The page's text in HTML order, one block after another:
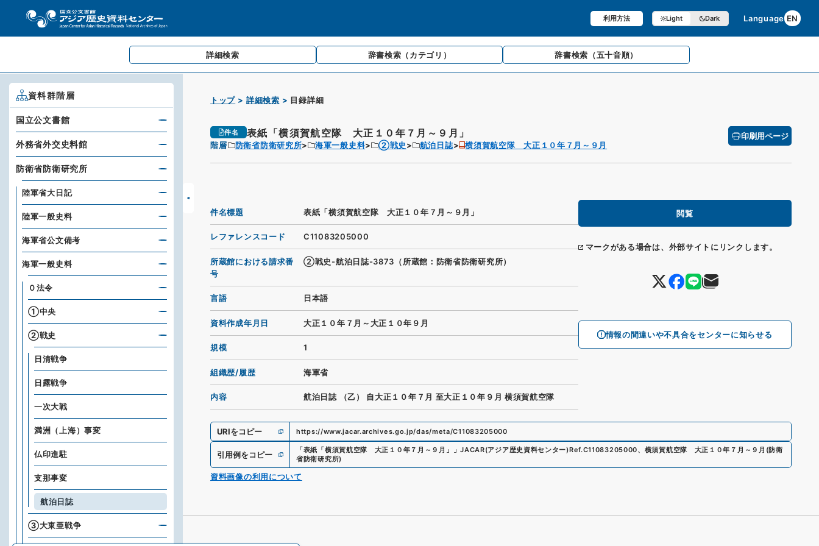
利用方法 Light Dark Language EN
詳細検索 辞書検索 （カテゴリ） 辞書検索 （五十音順）
トップ 詳細検索 目録詳細
件名 表紙「横須賀航空隊 大正１０年７月～９月」
階層 防衛省防衛研究所 海軍一般史料 ②戦史 航泊日誌 横須賀航空隊 大正１０年７月～９月
印刷用ページ
閲覧
マークがある場合は、外部サイトにリンクします。
情報の間違いや不具合をセンターに知らせる
件名標題 表紙「横須賀航空隊 大正１０年７月～９月」
レファレンスコード C11083205000
所蔵館における請求番
号
②戦史-航泊日誌-3873（所蔵館：防衛省防衛研究所）
言語 日本語
資料作成年月日 大正１０年７月～大正１０年９月
規模 1
組織歴/履歴 海軍省
内容 航泊日誌 （乙） 自大正１０年７月 至大正１０年９月 横須賀航空隊
URIをコピー https://www.jacar.archives.go.jp/das/meta/C11083205000
引用例をコピー 「表紙「横須賀航空隊 大正１０年７月～９月」 」JACAR(アジア歴史資料センター)Ref.C11083205000、 横須賀航空隊 大正１０年７月～９月 (防衛
省防衛研究所)
資料画像の利用について
資料群階層
国立公文書館
外務省外交史料館
防衛省防衛研究所
陸軍省大日記
陸軍一般史料
海軍省公文備考
海軍一般史料
０法令
①中央
②戦史
日清戦争
日露戦争
一次大戦
満洲（上海）事変
仏印進駐
支那事変
航泊日誌
③大東亜戦争